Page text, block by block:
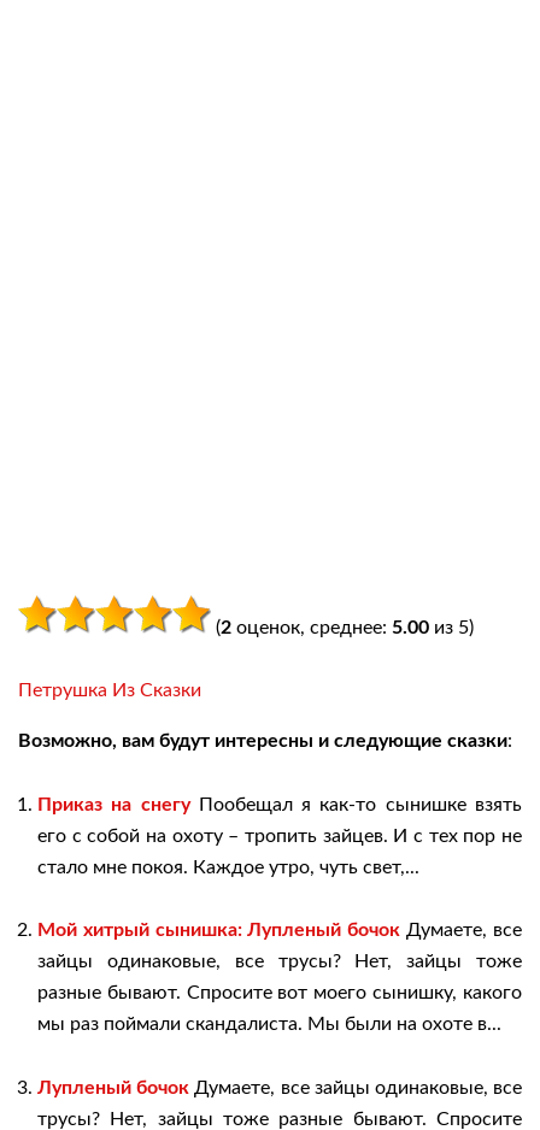
(2 оценок, среднее: 5.00 из 5)
Петрушка Из Сказки
Возможно, вам будут интересны и следующие сказки:
Приказ на снегуПообещал я как-то сынишке взять
его с собой на охоту – тропить зайцев. И с тех пор не
стало мне покоя. Каждое утро, чуть свет,...
Мой хитрый сынишка: Лупленый бочок Думаете, все
зайцы одинаковые, все трусы? Нет, зайцы тоже
разные бывают. Спросите вот моего сынишку, какого
мы раз поймали скандалиста. Мы были на охоте в...
Лупленый бочок Думаете, все зайцы одинаковые, все
трусы? Нет, зайцы тоже разные бывают. Спросите